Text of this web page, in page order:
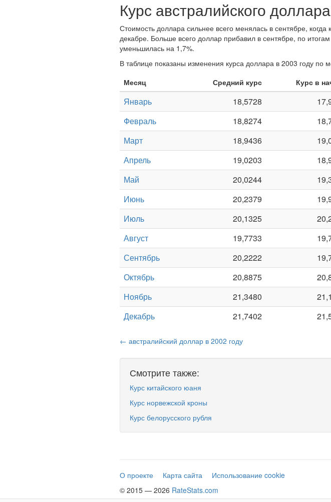
Курс австралийского
Стоимость доллара сильнее всего менялась в сентябре,
декабре. Больше всего доллар прибавил в сентябре, по
уменьшилась на 1,7%.
В таблице показаны изменения курса доллара в 2003 году по
Месяц
Средний курс Курс в
Январь 18,5728
Февраль
18,8274
Март
18,9436
Апрель
19,0203
Май
20,0244
Июнь
20,2379
Июль
20,1325
Август
19,7733
Сентябрь
20,2222
Октябрь
20,8875
Ноябрь
21,3480
Декабрь
21,7402
← австралийский доллар в 2002 году
Смотрите также:
Курс китайского юаня
Курс норвежской кроны
Курс белорусского рубля
О проекте Карта сайта
Использование cookie
© 2015 — 2026 RateStats.com